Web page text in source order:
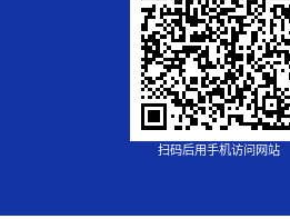
扫码后用手机访问网站